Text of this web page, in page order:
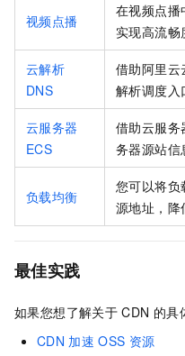
视频点播
在视频点播
实现高流畅
云解析
DNS
借助阿里云
解析调度入
云服务器
ECS
借助云服务
务器源站信
负载均衡
您可以将负
源地址，降
最佳实践
如果您想了解关于 CDN 的具
CDN 加速 OSS 资源